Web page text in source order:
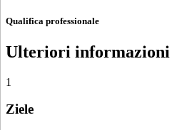
Qualifica professionale
Ulteriori informazioni
1
Ziele